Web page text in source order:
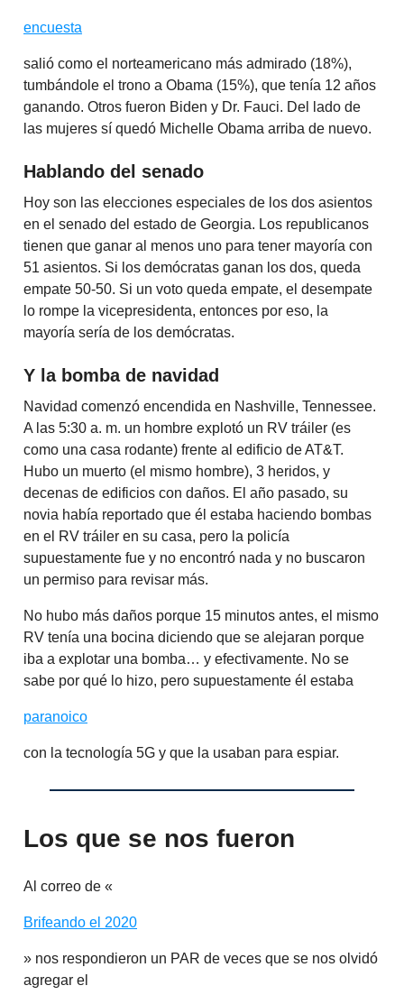
encuesta
salió como el norteamericano más admirado (18%),
tumbándole el trono a Obama (15%), que tenía 12 años
ganando. Otros fueron Biden y Dr. Fauci. Del lado de
las mujeres sí quedó Michelle Obama arriba de nuevo.
Hablando del senado
Hoy son las elecciones especiales de los dos asientos
en el senado del estado de Georgia. Los republicanos
tienen que ganar al menos uno para tener mayoría con
51 asientos. Si los demócratas ganan los dos, queda
empate 50-50. Si un voto queda empate, el desempate
lo rompe la vicepresidenta, entonces por eso, la
mayoría sería de los demócratas.
Y la bomba de navidad
Navidad comenzó encendida en Nashville, Tennessee.
A las 5:30 a. m. un hombre explotó un RV tráiler (es
como una casa rodante) frente al edificio de AT&T.
Hubo un muerto (el mismo hombre), 3 heridos, y
decenas de edificios con daños. El año pasado, su
novia había reportado que él estaba haciendo bombas
en el RV tráiler en su casa, pero la policía
supuestamente fue y no encontró nada y no buscaron
un permiso para revisar más.
No hubo más daños porque 15 minutos antes, el mismo
RV tenía una bocina diciendo que se alejaran porque
iba a explotar una bomba… y efectivamente. No se
sabe por qué lo hizo, pero supuestamente él estaba
paranoico
con la tecnología 5G y que la usaban para espiar.
Los que se nos fueron
Al correo de «
Brifeando el 2020
» nos respondieron un PAR de veces que se nos olvidó
agregar el